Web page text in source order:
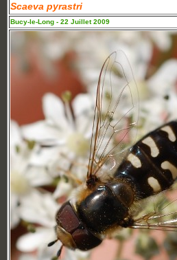
Scaeva pyrastri
Bucy-le-Long - 22 Juillet 2009